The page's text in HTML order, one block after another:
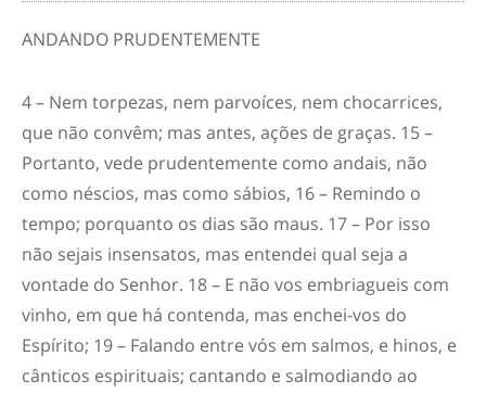
ANDANDO PRUDENTEMENTE
4 – Nem torpezas, nem parvoíces, nem chocarrices,
que não convêm; mas antes, ações de graças. 15 –
Portanto, vede prudentemente como andais, não
como néscios, mas como sábios, 16 – Remindo o
tempo; porquanto os dias são maus. 17 – Por isso
não sejais insensatos, mas entendei qual seja a
vontade do Senhor. 18 – E não vos embriagueis com
vinho, em que há contenda, mas enchei-vos do
Espírito; 19 – Falando entre vós em salmos, e hinos, e
cânticos espirituais; cantando e salmodiando ao